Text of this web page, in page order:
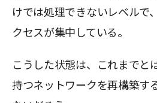
けでは処理できないレベルで
クセスが集中している。
こうした状態は、これまでと
持つネットワークを再構築す